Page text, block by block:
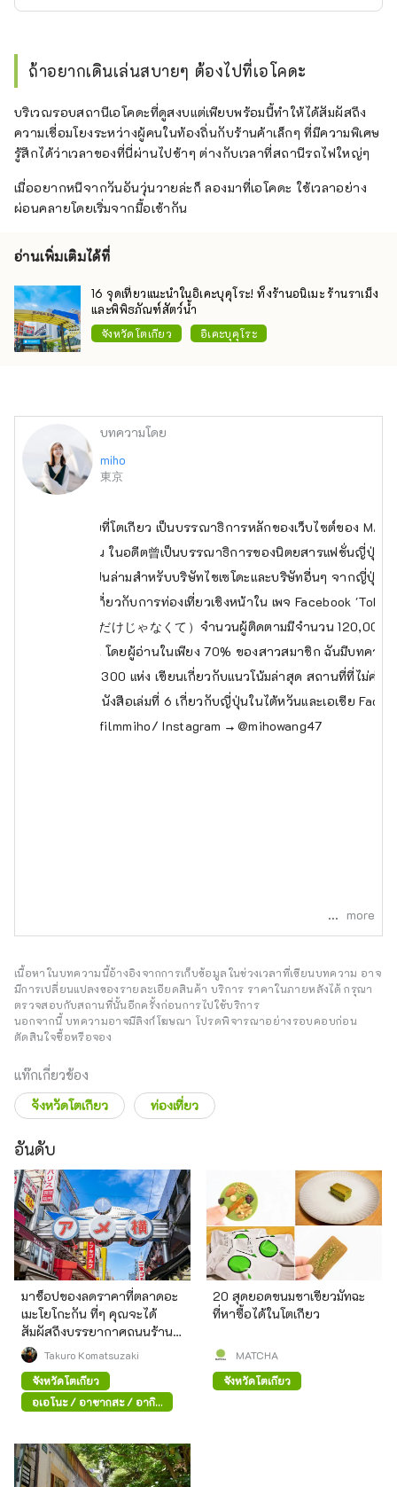
ถ้าอยากเดินเล่นสบายๆ ต้องไปที่เอโคดะ
บริเวณรอบสถานีเอโคดะที่ดูสงบแต่เพียบพร้อมนี้ทำให้ได้สัมผัสถึง
ความเชื่อมโยงระหว่างผู้คนในท้องถิ่นกับร้านค้าเล็กๆ ที่มีความพิเศษ
รู้สึกได้ว่าเวลาของที่นี่ผ่านไปช้าๆ ต่างกับเวลาที่สถานีรถไฟใหญ่ๆ
เมื่ออยากหนีจากวันอันวุ่นวายล่ะก็ ลองมาที่เอโคดะ ใช้เวลาอย่าง
ผ่อนคลายโดยเริ่มจากมื้อเช้ากัน
อ่านเพิ่มเติมได้ที่
16 จุดเที่ยวแนะนำในอิเคะบุคุโระ! ทั้งร้านอนิเมะ ร้านราเม็ง
และพิพิธภัณฑ์สัตว์น้ำ
จังหวัดโตเกียว อิเคะบุคุโระ
บทความโดย
miho
東京
บันกำลังอาศัยอยู่ที่โตเกียว เป็นบรรณาธิการหลักของเว็บไซต์ของ
ำหรับชาวไต้หวัน ในอดีต曾เป็นบรรณาธิการของนิตยสารแฟชั่นญี่ปุ่น ติ
ส่วนตัวในไทเป, เป็นล่ามสำหรับบริษัทไชเซโดะและบริษัทอื่นๆ จากญี่ปุ่นแ
รเขียนโฆษณาเกี่ยวกับการท่องเที่ยวเชิงหน้าใน เพจ Facebook
只是留學（留学だけじゃなくて）จำนวนผู้ติดตามมีจำนวน 120,000
ฮ่องกง และญี่ปุ่น โดยผู้อ่านในเพียง 70% ของสาวสมาชิก ฉันมีบทควา
ในอดีตมากกว่า 300 แห่ง เขียนเกี่ยวกับแนวโน้มล่าสุด สถานที่ที่ไม่ค่อ
ดั้งเดิม เผยแพร่หนังสือเล่มที่ 6 เกี่ยวกับญี่ปุ่นในไต้หวันและเอเชีย
filmmiho/ Instagram → @mihowang47
more
เนื้อหาในบทความนี้อ้างอิงจากการเก็บข้อมูลในช่วงเวลาที่เขียนบทความ อาจ
มีการเปลี่ยนแปลงของรายละเอียดสินค้า บริการ ราคาในภายหลังได้ กรุณา
ตรวจสอบกับสถานที่นั้นอีกครั้งก่อนการไปใช้บริการ
นอกจากนี้ บทความอาจมีลิงก์โฆษณา โปรดพิจารณาอย่างรอบคอบก่อน
ตัดสินใจซื้อหรือจอง
แท๊กเกี่ยวข้อง
จังหวัดโตเกียว ท่องเที่ยว
อันดับ
มาช็อปของลดราคาที่ตลาดอะ
เมะโยโกะกัน ที่ๆ คุณจะได้
สัมผัสถึงบรรยากาศถนนร้าน
ค้าสมัยก่อน
Takuro Komatsuzaki
จังหวัดโตเกียว
อุเอโนะ / อาซากุสะ / อากิ
ฮาบาระ
20 สุดยอดขนมชาเขียวมัทฉะ
ที่หาซื้อได้ในโตเกียว
MATCHA
จังหวัดโตเกียว